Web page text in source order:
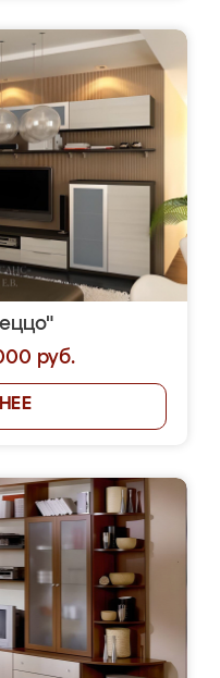
руб.